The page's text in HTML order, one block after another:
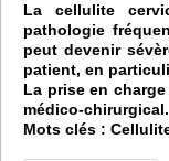
La cellulite
pathologie
peut devenir
patient, en
La prise en
médico-chirurgical.
Mots clés :